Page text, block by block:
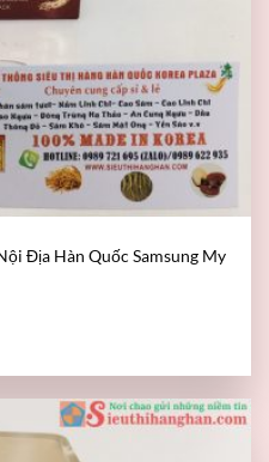
Địa Hàn Quốc Samsung My